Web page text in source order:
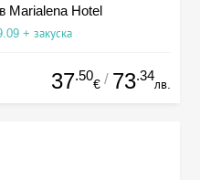
Marialena Hotel
+ закуска
37.50
€ / 73.34
лв.